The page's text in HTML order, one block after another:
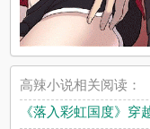
高辣小说相关阅读：
《落入彩虹国度》穿